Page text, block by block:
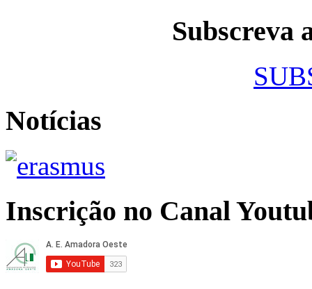
Subscreva
Notícias
Inscrição no Canal